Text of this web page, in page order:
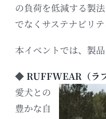
の負荷を低減する製
でなくサステナビリテ
本イベントでは、製品
◆ RUFFWEAR（ラ
愛犬との
豊かな自